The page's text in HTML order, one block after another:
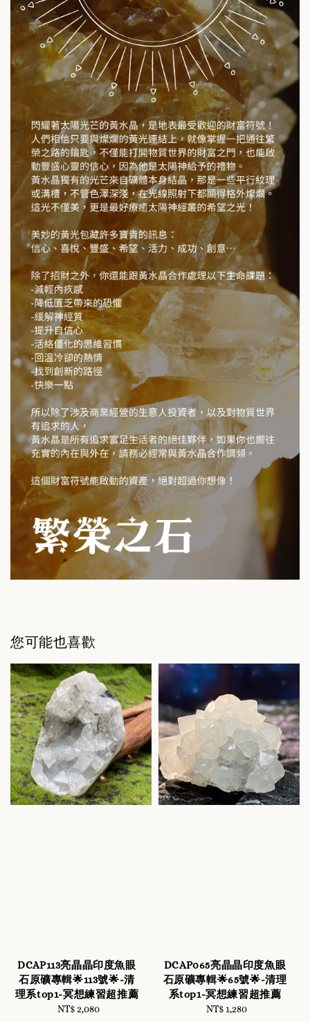
您可能也喜歡
DCAP113亮晶晶印度魚眼
石原礦專輯🌟113號🌟-清
理系top1-冥想練習超推薦
Regular
NT$ 2,080
DCAP065亮晶晶印度魚眼
石原礦專輯🌟65號🌟-清理
系top1-冥想練習超推薦
Regular
NT$ 1,280